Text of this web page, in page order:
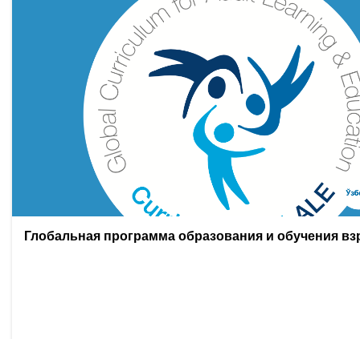
Глобальная программа образования и обучения